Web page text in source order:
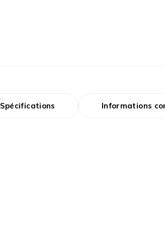
Spécifications Informations